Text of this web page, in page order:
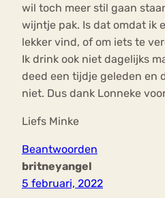
wil toch meer stil gaan
wijntje pak. Is dat omdat ik
lekker vind, of om iets te
Ik drink ook niet dagelijks
deed een tijdje geleden en
niet. Dus dank Lonneke
Liefs Minke
Beantwoorden
britneyangel
5 februari, 2022